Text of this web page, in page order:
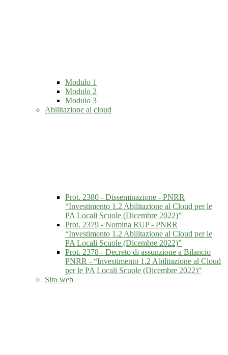
Modulo 1
Modulo 2
Modulo 3
Abilitazione al cloud
Prot. 2380 - Disseminazione - PNRR
“Investimento 1.2 Abilitazione al Cloud per le
PA Locali Scuole (Dicembre 2022)”
Prot. 2379 - Nomina RUP - PNRR
“Investimento 1.2 Abilitazione al Cloud per le
PA Locali Scuole (Dicembre 2022)”
Prot. 2378 - Decreto di assunzione a Bilancio
PNRR - “Investimento 1.2 Abilitazione al Cloud
per le PA Locali Scuole (Dicembre 2022)”
Sito web